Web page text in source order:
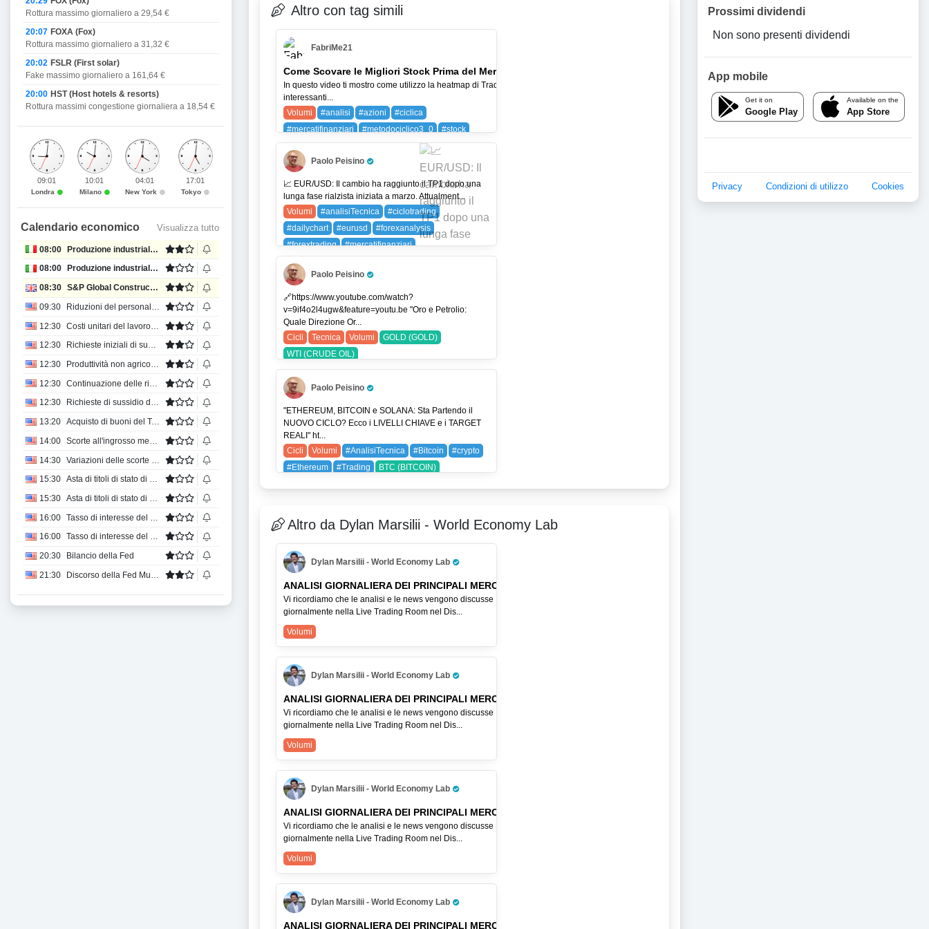
Altro con tag simili
FabriMe21
Come Scovare le Migliori Stock Prima del Mercato. Metodo Ciclico 3.0
In questo video ti mostro come utilizzo la heatmap di TradingView per individuare stock
interessanti...
Volumi
#analisi #azioni
#ciclica
#mercatifinanziari
#metodociclico3_0
#stock
#strategia
#titoli
#tradingview
Paolo Peisino
Pro Trader
📈 EUR/USD: Il cambio ha raggiunto il TP1 dopo una
lunga fase rialzista iniziata a marzo. Attualment...
Volumi
#analisiTecnica
#ciclotrading
#dailychart
#eurusd
#forexanalysis
#forextrading
#mercatifinanziari
#moneygenerator
#traderlife
#tradingitalia
#tradingview
#usdjpy
EURUSD (EUR/USD)
USDJPY (USDJPY)
Paolo Peisino
Pro Trader
🔗https://www.youtube.com/watch?
v=9if4o2l4ugw&feature=youtu.be "Oro e Petrolio:
Quale Direzione Or...
Cicli
Tecnica Volumi
GOLD (GOLD)
WTI (CRUDE OIL)
Paolo Peisino
Pro Trader
"ETHEREUM, BITCOIN e SOLANA: Sta Partendo il
NUOVO CICLO? Ecco i LIVELLI CHIAVE e i TARGET
REALI" ht...
Cicli
Volumi #AnalisiTecnica #Bitcoin
#crypto
#Ethereum
#Trading
BTC (BITCOIN)
Altro da Dylan Marsilii - World Economy Lab
Dylan Marsilii - World Economy Lab
Pro Trader
ANALISI GIORNALIERA DEI PRINCIPALI MERCATI
Vi ricordiamo che le analisi e le news vengono discusse
giornalmente nella Live Trading Room nel Dis...
Volumi
Dylan Marsilii - World Economy Lab
Pro Trader
ANALISI GIORNALIERA DEI PRINCIPALI MERCATI
Vi ricordiamo che le analisi e le news vengono discusse
giornalmente nella Live Trading Room nel Dis...
Volumi
Dylan Marsilii - World Economy Lab
Pro Trader
ANALISI GIORNALIERA DEI PRINCIPALI MERCATI
Vi ricordiamo che le analisi e le news vengono discusse
giornalmente nella Live Trading Room nel Dis...
Volumi
Dylan Marsilii - World Economy Lab
Pro Trader
ANALISI GIORNALIERA DEI PRINCIPALI MERCATI
Rottura massimo giornaliero a 29,54 €
20:07 FOXA (Fox)
Rottura massimo giornaliero a 31,32 €
20:02 FSLR (First solar)
Fake massimo giornaliero a 161,64 €
20:00 HST (Host hotels & resorts)
Rottura massimi congestione giornaliera a 18,54 €
09:01
Londra
10:01
Milano
04:01
New York
17:01
Tokyo
Calendario economico Visualizza tutto
08:00
Produzione industriale MoM
08:00
Produzione industriale anno su anno
08:30
S&P Global Construction PMI
09:30
Riduzioni del personale presso Challenger
12:30
12:30
Richieste iniziali di sussidi di disoccupazione
12:30
Produttività non agricola QoQ Prel
12:30
12:30
Richieste di sussidio di disoccupazione (media su 4 settimane)
13:20
Acquisto di buoni del Tesoro della Federal Reserve di New York con scadenza da 4 a 12 mesi
14:00
14:30
15:30
Asta di titoli di stato di 4 settimane
15:30
Asta di titoli di stato di 8 settimane
16:00
16:00
Tasso di interesse del mutuo trentennale
20:30
Bilancio della Fed
21:30
Prossimi dividendi
Non sono presenti dividendi
App mobile
Get it on
Google Play
Available on the
App Store
Privacy Condizioni di utilizzo Cookies